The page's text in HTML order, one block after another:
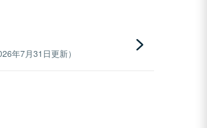
年7月31日更新）